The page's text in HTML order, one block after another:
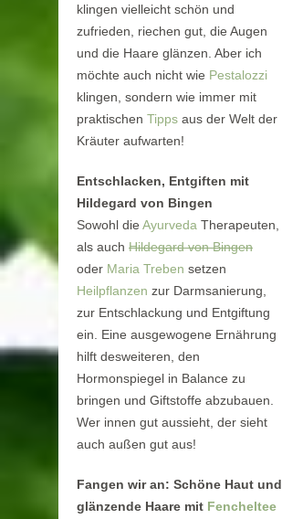
klingen vielleicht schön und
zufrieden, riechen gut, die Augen
und die Haare glänzen. Aber ich
möchte auch nicht wie Pestalozzi
klingen, sondern wie immer mit
praktischen Tipps aus der Welt der
Kräuter aufwarten!
Entschlacken, Entgiften mit
Hildegard von Bingen
Sowohl die Ayurveda Therapeuten,
als auch Hildegard von Bingen
oder Maria Treben setzen
Heilpflanzen zur Darmsanierung,
zur Entschlackung und Entgiftung
ein. Eine ausgewogene Ernährung
hilft desweiteren, den
Hormonspiegel in Balance zu
bringen und Giftstoffe abzubauen.
Wer innen gut aussieht, der sieht
auch außen gut aus!
Fangen wir an: Schöne Haut und
glänzende Haare mit Fencheltee